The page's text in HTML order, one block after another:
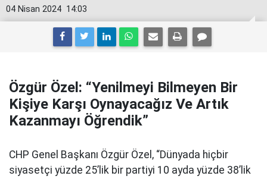
14:03
04 Nisan 2024
Özgür Özel: “Yenilmeyi Bilmeyen Bir
Kişiye Karşı Oynayacağız Ve Artık
Kazanmayı Öğrendik”
CHP Genel Başkanı Özgür Özel, “Dünyada hiçbir
siyasetçi yüzde 25’lik bir partiyi 10 ayda yüzde 38’lik